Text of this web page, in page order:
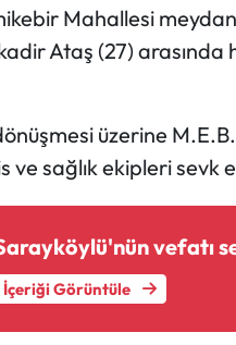
Mahallesi
Ataş (27)
üzerine
ve sağlık ekipleri sevk
vefatı
İçeriği Görüntüle